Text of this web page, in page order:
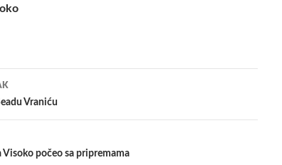
Vraniću
Visoko počeo sa pripremama